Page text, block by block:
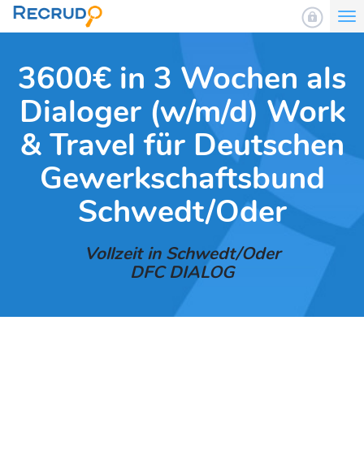
3600€ in 3 Wochen als
Dialoger (w/m/d) Work
& Travel für Deutschen
Gewerkschaftsbund
Schwedt/Oder
Vollzeit in Schwedt/Oder
DFC DIALOG